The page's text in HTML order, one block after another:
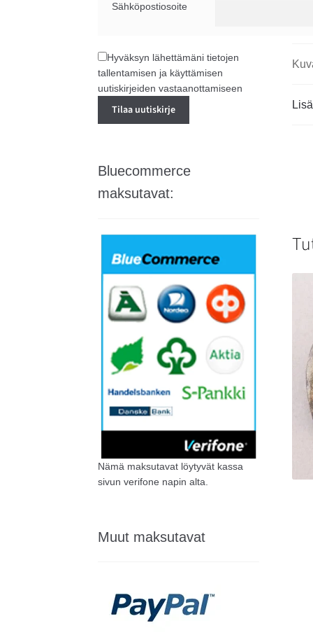
Sähköpostiosoite
Hyväksyn lähettämäni tietojen
tallentamisen ja käyttämisen
uutiskirjeiden vastaanottamiseen
Bluecommerce
maksutavat:
Nämä maksutavat löytyvät kassa
sivun verifone napin alta.
Muut maksutavat